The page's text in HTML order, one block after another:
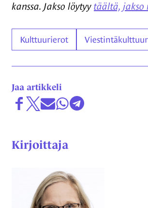
kanssa. Jakso löytyy täältä, jakso
Asiasanat
Kulttuurierot
Jaa artikkeli
Jaa Facebookissa
Share on X
Jaa sähköpostitse
JaaJaa
Kirjoittaja